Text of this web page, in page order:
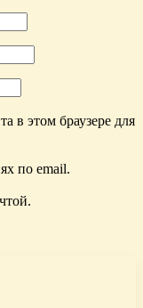
в этом браузере для
по email.